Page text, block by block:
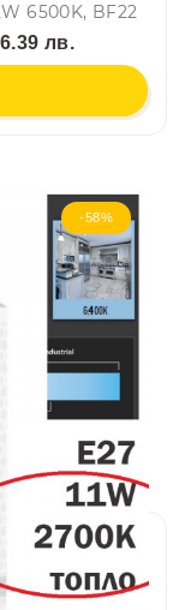
6500K, BF22
лв.
-58%